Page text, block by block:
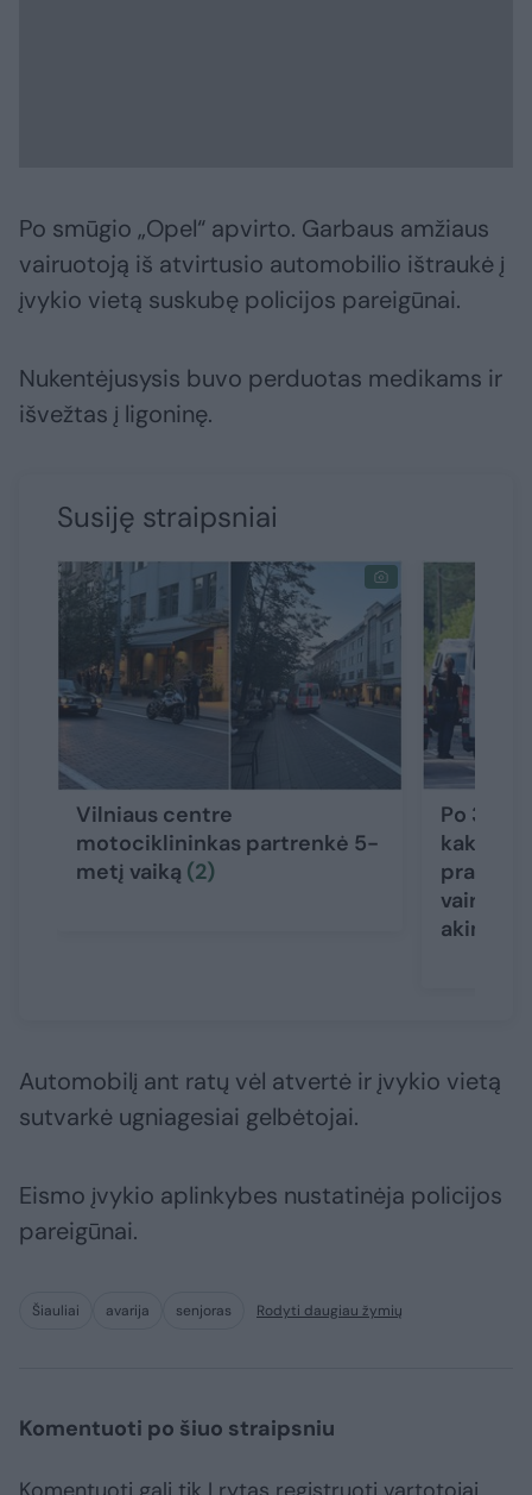
Po smūgio „Opel“ apvirto. Garbaus amžiaus
vairuotoją iš atvirtusio automobilio ištraukė į
įvykio vietą suskubę policijos pareigūnai.
Nukentėjusysis buvo perduotas medikams ir
išvežtas į ligoninę.
Susiję straipsniai
Vilniaus centre
motociklininkas partrenkė 5-
metį vaiką (2)
Po 3
prabilo
Automobilį ant ratų vėl atvertė ir įvykio vietą
sutvarkė ugniagesiai gelbėtojai.
Eismo įvykio aplinkybes nustatinėja policijos
pareigūnai.
Šiauliai avarija senjoras Rodyti daugiau žymių
Komentuoti po šiuo straipsniu